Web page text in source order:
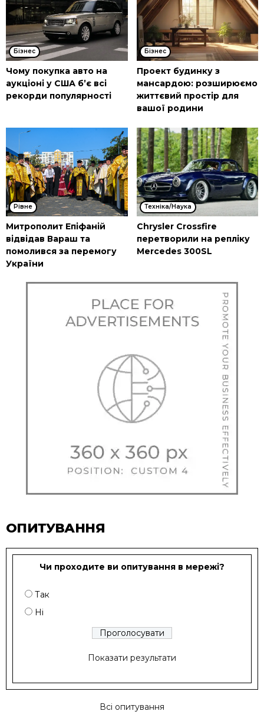
Бізнес
Чому покупка авто на
аукціоні у США б’є всі
рекорди популярності
Бізнес
Проект будинку з
мансардою: розширюємо
життєвий простір для
вашої родини
Рівне
Митрополит Епіфаній
відвідав Вараш та
помолився за перемогу
України
Техніка/Наука
Chrysler Crossfire
перетворили на репліку
Mercedes 300SL
ОПИТУВАННЯ
Чи проходите ви опитування в мережі?
Так
Ні
Показати результати
Всі опитування